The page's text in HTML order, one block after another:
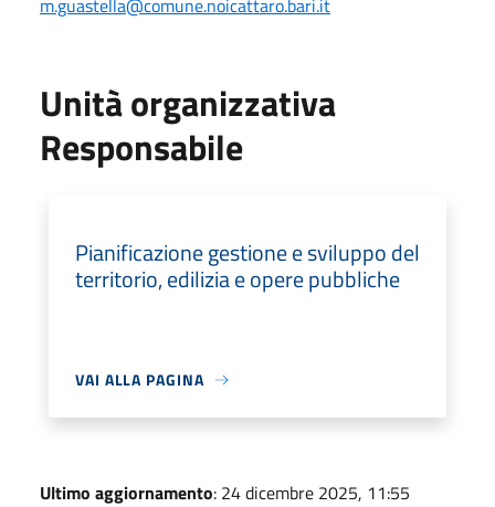
m.guastella@comune.noicattaro.bari.it
Unità organizzativa
Responsabile
Pianificazione gestione e sviluppo del
territorio, edilizia e opere pubbliche
VAI ALLA PAGINA
Ultimo aggiornamento: 24 dicembre 2025, 11:55